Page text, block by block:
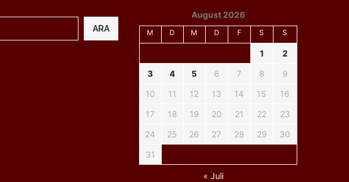
ARA
August 2026
M D M D F S S
1
2
3
4 5 6 7 8
9
10
11 12 13 14 15
16
17
18 19 20 21 22
23
24
25 26 27 28 29
30
31
« Juli